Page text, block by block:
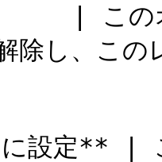
| このオ
除し、こ
設定** |